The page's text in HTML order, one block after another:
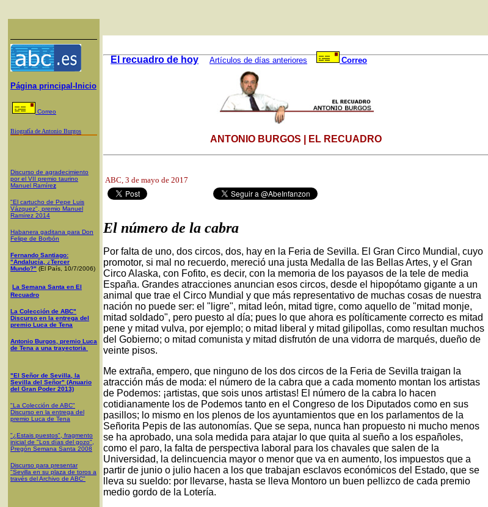
Página principal-Inicio
Correo
Biografía de Antonio Burgos
Discurso de agradecimiento
por el VII premio taurino
Manuel Ramírez
"El cartucho de Pepe Luis
Vázquez", premio Manuel
Ramírez 2014
Habanera gaditana para Don
Felipe de Borbón
Fernando Santiago:
"Andalucía, ¿Tercer
Mundo?" (El País, 10/7/2006)
La Semana Santa en El
Recuadro
La Colección de ABC"
Discurso en la entrega del
premio Luca de Tena
Antonio Burgos, premio Luca
de Tena a una trayectoria
"El Señor de Sevilla, la
Sevilla del Señor" (Anuario
del Gran Poder 2013)
"La Colección de ABC"
Discurso en la entrega del
premio Luca de Tena
"¿Estais puestos", fragmento
inicial de "Los días del gozo",
Pregón Semana Santa 2008
Discurso para presentar
"Sevilla en su plaza de toros a
través del Archivo de ABC"
El recuadro de hoy Artículos de días anteriores Correo
ANTONIO BURGOS | EL RECUADRO
ABC, 3 de mayo de 2017
El número de la cabra
Por falta de uno, dos circos, dos, hay en la Feria de Sevilla. El Gran Circo Mundial, cuyo
promotor, si mal no recuerdo, mereció una justa Medalla de las Bellas Artes, y el Gran
Circo Alaska, con Fofito, es decir, con la memoria de los payasos de la tele de media
España. Grandes atracciones anuncian esos circos, desde el hipopótamo gigante a un
animal que trae el Circo Mundial y que más representativo de muchas cosas de nuestra
nación no puede ser: el "ligre", mitad león, mitad tigre, como aquello de "mitad monje,
mitad soldado", pero puesto al día; pues lo que ahora es políticamente correcto es mitad
pene y mitad vulva, por ejemplo; o mitad liberal y mitad gilipollas, como resultan muchos
del Gobierno; o mitad comunista y mitad disfrutón de una vidorra de marqués, dueño de
veinte pisos.
Me extraña, empero, que ninguno de los dos circos de la Feria de Sevilla traigan la
atracción más de moda: el número de la cabra que a cada momento montan los artistas
de Podemos: ¡artistas, que sois unos artistas! El número de la cabra lo hacen
cotidianamente los de Podemos tanto en el Congreso de los Diputados como en sus
pasillos; lo mismo en los plenos de los ayuntamientos que en los parlamentos de la
Señorita Pepis de las autonomías. Que se sepa, nunca han propuesto ni mucho menos
se ha aprobado, una sola medida para atajar lo que quita al sueño a los españoles,
como el paro, la falta de perspectiva laboral para los chavales que salen de la
Universidad, la delincuencia mayor o menor que va en aumento, los impuestos que a
partir de junio o julio hacen a los que trabajan esclavos económicos del Estado, que se
lleva su sueldo: por llevarse, hasta se lleva Montoro un buen pellizco de cada premio
medio gordo de la Lotería.